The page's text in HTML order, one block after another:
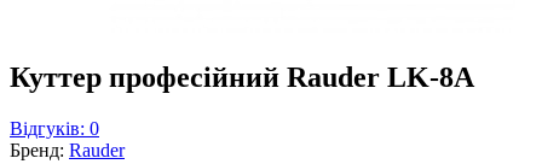
Куттер професійний Rauder LK-8A
Відгуків: 0
Бренд: Rauder